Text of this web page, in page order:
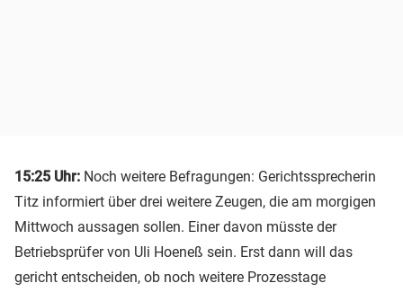
15:25 Uhr: Noch weitere Befragungen: Gerichtssprecherin
Titz informiert über drei weitere Zeugen, die am morgigen
Mittwoch aussagen sollen. Einer davon müsste der
Betriebsprüfer von Uli Hoeneß sein. Erst dann will das
gericht entscheiden, ob noch weitere Prozesstage